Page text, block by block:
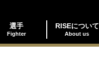
選手
Fighter
RISEについて
About us